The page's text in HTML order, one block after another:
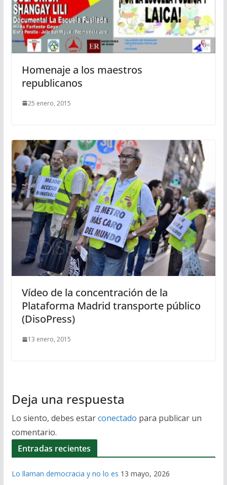
Homenaje a los maestros
republicanos
25 enero, 2015
Vídeo de la concentración de la
Plataforma Madrid transporte público
(DisoPress)
13 enero, 2015
Deja una respuesta
Lo siento, debes estarconectado para publicar un
comentario.
Entradas recientes
Lo llaman democracia y no lo es 13 mayo, 2026